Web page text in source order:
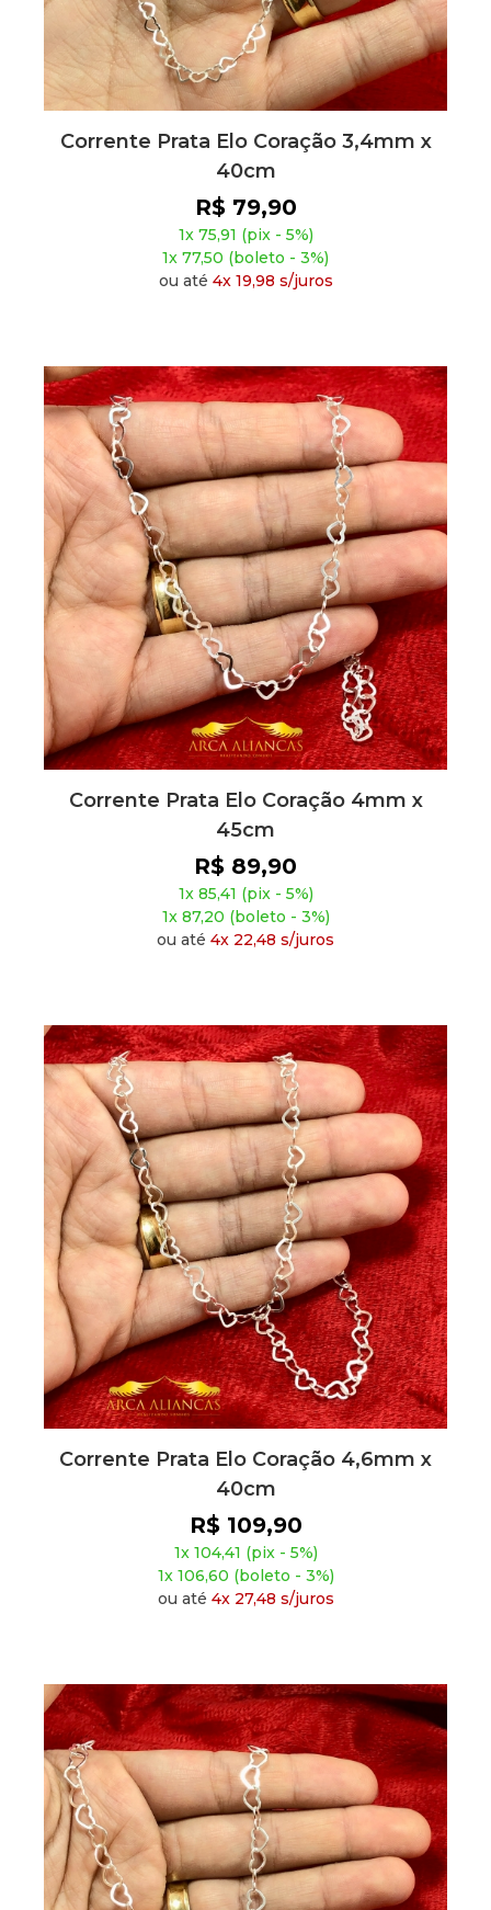
Corrente Prata Elo Coração 3,4mm x
40cm
R$ 79,90
1x 75,91 (pix - 5%)
1x 77,50 (boleto - 3%)
ou até 4x 19,98 s/juros
Corrente Prata Elo Coração 4mm x
45cm
R$ 89,90
1x 85,41 (pix - 5%)
1x 87,20 (boleto - 3%)
ou até 4x 22,48 s/juros
Corrente Prata Elo Coração 4,6mm x
40cm
R$ 109,90
1x 104,41 (pix - 5%)
1x 106,60 (boleto - 3%)
ou até 4x 27,48 s/juros